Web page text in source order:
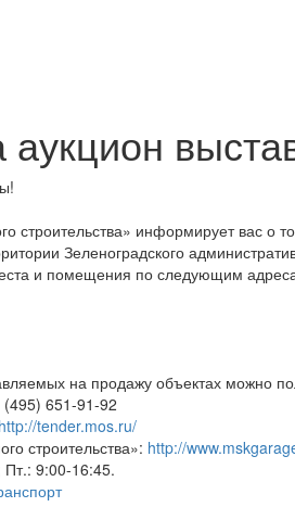
аукцион
строительства» информирует вас о
Зеленоградского
и помещения по следующим
на продажу объектах можно
651-91-92
http://tender.mos.ru/
строительства»: http://
9:00-16:45.